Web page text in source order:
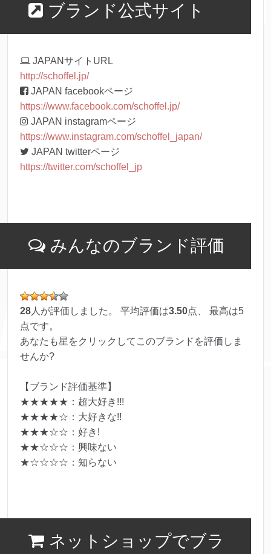
ブランド公式サイト
JAPANサイトURL
http://schoffel.jp/
JAPAN facebookページ
https://www.facebook.com/schoffel.jp/
JAPAN instagramページ
https://www.instagram.com/schoffel_japan/
JAPAN twitterページ
https://twitter.com/schoffel_jp
みんなのブランド評価
28 人が評価しました。 平均評価は3.50点、 最高は5
点です。
あなたも星をクリックしてこのブランドを評価しま
せんか?
【ブランド評価基準】
★★★★★：超大好き!!!
★★★★☆：大好きな!!
★★★☆☆：好き!
★★☆☆☆：興味ない
★☆☆☆☆：知らない
ネットショップでブラ